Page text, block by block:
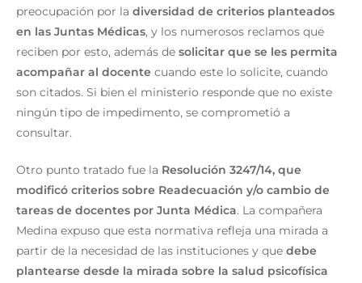
preocupación por la diversidad de criterios planteados
en las Juntas Médicas, y los numerosos reclamos que
reciben por esto, además de solicitar que se les permita
acompañar al docente cuando este lo solicite, cuando
son citados. Si bien el ministerio responde que no existe
ningún tipo de impedimento, se comprometió a
consultar.
Otro punto tratado fue la Resolución 3247/14, que
modificó criterios sobre Readecuación y/o cambio de
tareas de docentes por Junta Médica. La compañera
Medina expuso que esta normativa refleja una mirada a
partir de la necesidad de las instituciones y que debe
plantearse desde la mirada sobre la salud psicofísica